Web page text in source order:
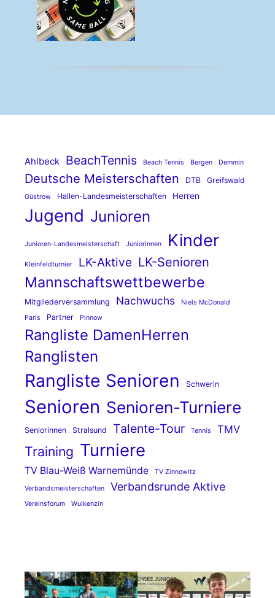
Ahlbeck BeachTennis Beach Tennis Bergen Demmin
Deutsche Meisterschaften DTB Greifswald
Güstrow Hallen-Landesmeisterschaften Herren
Jugend Junioren
Junioren-Landesmeisterschaft Juniorinnen Kinder
Kleinfeldturnier LK-Aktive LK-Senioren
Mannschaftswettbewerbe
Mitgliederversammlung Nachwuchs
Niels McDonald
Paris
Partner Pinnow
Rangliste DamenHerren
Ranglisten
Rangliste Senioren Schwerin
Senioren Senioren-Turniere
Seniorinnen Stralsund Talente-Tour Tennis TMV
Training Turniere
TV Blau-Weiß Warnemünde TV Zinnowitz
Verbandsmeisterschaften Verbandsrunde Aktive
Vereinsforum Wulkenzin